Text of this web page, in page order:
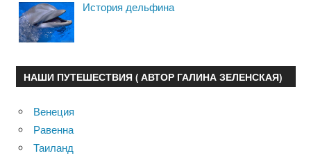
История дельфина
НАШИ ПУТЕШЕСТВИЯ ( АВТОР ГАЛИНА ЗЕЛЕНСКАЯ)
Венеция
Равенна
Таиланд